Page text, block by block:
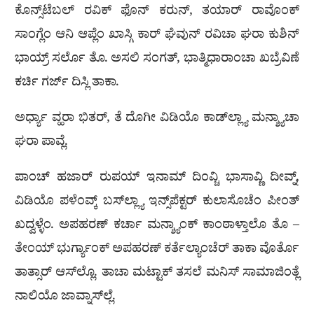
ಕೊನ್ಸ್‌ಟೆಬಲ್ ರವಿಕ್ ಫೊನ್ ಕರುನ್, ತಯಾರ್ ರಾವೊಂಕ್
ಸಾಂಗ್ಲೆಂ ಆನಿ ಆಪ್ಲೆಂ ಖಾಸ್ಗಿ ಕಾರ್ ಘೆವುನ್ ರವಿಚಾ ಘರಾ ಕುಶಿನ್
ಭಾಯ್ರ್ ಸರ್ಲೊ ತೊ. ಅಸಲಿ ಸಂಗತ್‌, ಭಾತ್ಮಿಧಾರಾಂಚಾ ಖಬ್ರೆವಿಣೆ
ಕರ್ಚಿ ಗರ್ಜ್‌ ದಿಸ್ಲಿ ತಾಕಾ.
ಅರ್ಧ್ಯಾ ವ್ಹರಾ ಭಿತರ್, ತೆ ದೊಗೀ ವಿಡಿಯೊ ಕಾಡ್‌ಲ್ಲ್ಯಾ ಮನ್ಶ್ಯಾಚಾ
ಘರಾ ಪಾವ್ಲೆ.
ಪಾಂಚ್ ಹಜಾರ್ ರುಪಯ್ ಇನಾಮ್ ದಿಂವ್ಚಿ ಭಾಸಾವ್ಣಿ ದೀವ್ನ್,
ವಿಡಿಯೊ ಪಳೆಂವ್ಕ್ ಬಸ್‌ಲ್ಲ್ಯಾ ಇನ್ಸ್‌ಪೆಕ್ಟರ್ ಕುಲಾಸೊಚೆಂ ಪೀಂತ್
ಖದ್ವಳ್ಳೆಂ. ಅಪಹರಣ್ ಕರ್ಚಾ ಮನ್ಶ್ಯಾಂಕ್ ಕಾಂಠಾಳ್ತಾಲೊ ತೊ –
ತೇಂಯ್ ಭುರ್ಗ್ಯಾಂಕ್ ಅಪಹರಣ್ ಕರ್ತೆಲ್ಯಾಂಚೆರ್ ತಾಕಾ ವೊರ್ತೊ
ತಾತ್ಸಾರ್ ಆಸ್‌ಲ್ಲೊ. ತಾಚಾ ಮಟ್ಟಾಕ್ ತಸಲೆ ಮನಿಸ್ ಸಾಮಾಜಿಂತ್ಲೆ
ನಾಲಿಯೊ ಜಾವ್ನಾಸ್‌ಲ್ಲೆ.